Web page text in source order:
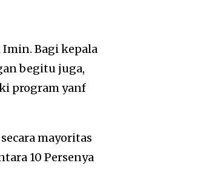
Imin. Bagi kepala
begitu juga,
program yanf
mayoritas
10 Persenya